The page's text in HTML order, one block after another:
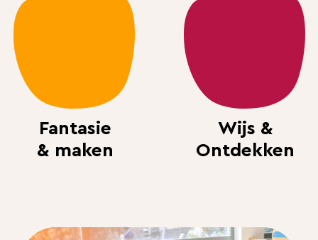
Wijs &
Ontdekken
Fantasie
& maken